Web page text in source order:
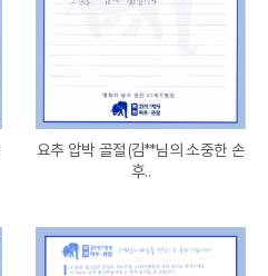
요추 압박 골절(김**님의 소중한 손
후..